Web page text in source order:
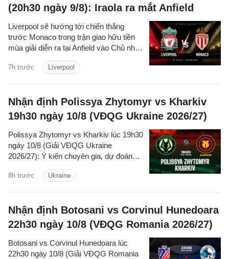
(20h30 ngày 9/8): Iraola ra mắt Anfield
7h trước Liverpool
Liverpool sẽ hướng tới chiến thắng
trước Monaco trong trận giao hữu tiền
mùa giải diễn ra tại Anfield vào Chủ nhật,
trước Leeds United.
Nhận định Polissya Zhytomyr vs Kharkiv
19h30 ngày 10/8 (VĐQG Ukraine 2026/27)
8h trước Ukraine
Polissya Zhytomyr vs Kharkiv lúc 19h30
ngày 10/8 (Giải VĐQG Ukraine
2026/27): Ý kiến chuyên gia, dự đoán
thống kê chi tiết về hai đội.
Nhận định Botosani vs Corvinul Hunedoara
22h30 ngày 10/8 (VĐQG Romania 2026/27)
Botosani vs Corvinul Hunedoara lúc
22h30 ngày 10/8 (Giải VĐQG Romania